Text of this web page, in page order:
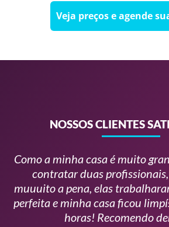
Veja preços e agende
NOSSOS CLIENTES
Como a minha casa é muito
contratar duas
muuuito a pena, elas
perfeita e minha casa ficou
horas! Recomendo